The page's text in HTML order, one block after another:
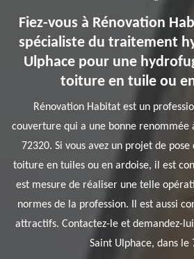
Fiez-vous à Rénovation
spécialiste du traitement
Ulphace pour une
toiture en tuile ou
Rénovation Habitat est un
couverture qui a une bonne renommée
72320. Si vous avez un projet de
toiture en tuiles ou en ardoise, il est
est mesure de réaliser une telle
normes de la profession. Il est aussi
attractifs. Contactez-le et demandez-
Saint Ulphace, dans le